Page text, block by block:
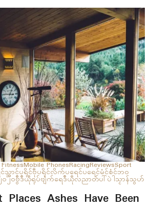
ရဴကၟိန်ဍုၚ်နာနာ ဝါယှေန်တာန် ပ္ဍဲသတ္တာဟဏံ
ပ်ကၠာအိုတ် ပ္ဍဲပွိုၚ်(၁၂)သၞာံဂှ်…
Mobile PhonesRacingReviewsSport
သ္အာၚ်ပရိုၚ်ဗီုပရိုၚ်လိက်ပရေၚ်ပရေၚ်မံၚ်စံၚ်ဘဝ
၀၂၀ဗွဳဒဳယဵုရုပ်ဗျံက်ရေဒဳယဵုလညာတ်ပါ်ပဲါသၟာန်သွဟ်
Places Ashes Have Been